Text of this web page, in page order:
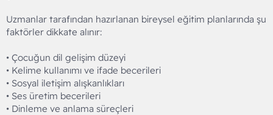
Uzmanlar tarafından hazırlanan bireysel eğitim planlarında şu
faktörler dikkate alınır:
• Çocuğun dil gelişim düzeyi
• Kelime kullanımı ve ifade becerileri
• Sosyal iletişim alışkanlıkları
• Ses üretim becerileri
• Dinleme ve anlama süreçleri